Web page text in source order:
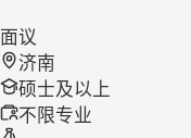
面议
济南
硕士及以上
不限专业